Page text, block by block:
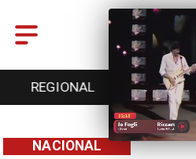
ENTRETENCIÓN
NACIONAL